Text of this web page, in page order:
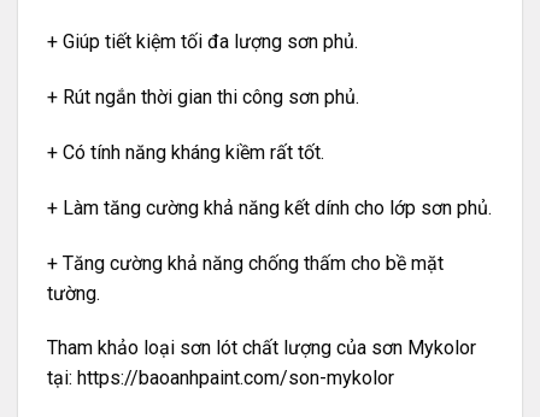
+ Giúp tiết kiệm tối đa lượng sơn phủ.
+ Rút ngắn thời gian thi công sơn phủ.
+ Có tính năng kháng kiềm rất tốt.
+ Làm tăng cường khả năng kết dính cho lớp sơn phủ.
+ Tăng cường khả năng chống thấm cho bề mặt
tường.
Tham khảo loại sơn lót chất lượng của sơn Mykolor
tại: https://baoanhpaint.com/son-mykolor